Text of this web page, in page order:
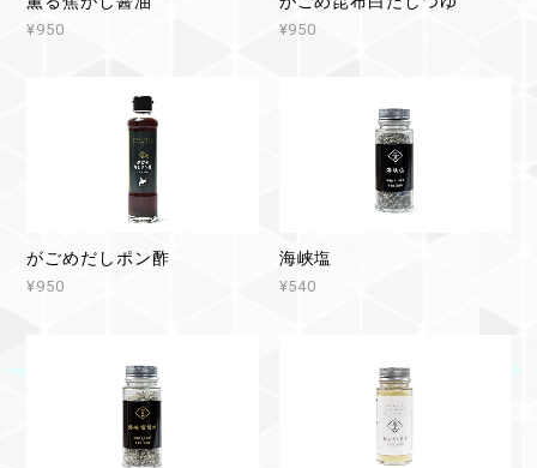
¥950 ¥950
がごめだしポン酢
¥950
海峡塩
¥540